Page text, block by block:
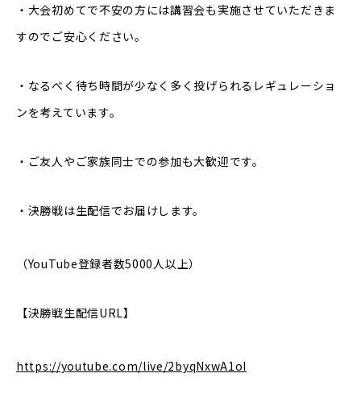
・大会初めてで不安の方には講習会も実施させていただきま
すのでご安心ください。
・なるべく待ち時間が少なく多く投げられるレギュレーショ
ンを考えています。
・ご友人やご家族同士での参加も大歓迎です。
・決勝戦は生配信でお届けします。
（YouTube登録者数5000人以上）
【決勝戦生配信URL】
https://youtube.com/live/2byqNxwA1oI